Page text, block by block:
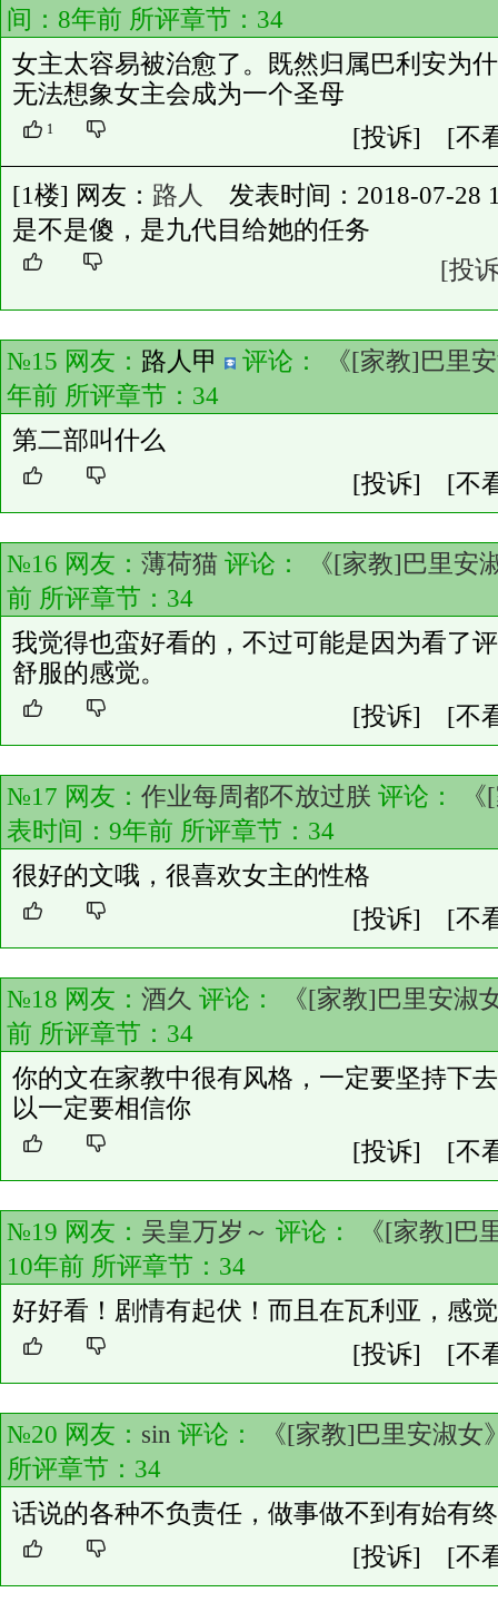
间：8年前 所评章节： 34
女主太容易被治愈了。既然归属巴利安为
无法想象女主会成为一个圣母
1 [投诉] [不
[1楼] 网友： 路人
发表时间：2018-07-28
是不是傻，是九代目给她的任务
[投
№15 网友： 路人甲 评论：
《[家教]巴里
年前 所评章节： 34
第二部叫什么
[投诉]
[不
№16 网友： 薄荷猫 评论：
《[家教]巴里安
前 所评章节： 34
我觉得也蛮好看的，不过可能是因为看了
舒服的感觉。
[投诉]
[不
№17 网友： 作业每周都不放过朕 评论：
表时间：9年前 所评章节： 34
很好的文哦，很喜欢女主的性格
[投诉]
[不
№18 网友： 酒久 评论：
《[家教]巴里安淑
前 所评章节： 34
你的文在家教中很有风格，一定要坚持下
以一定要相信你
[投诉]
[不
№19 网友： 吴皇万岁～ 评论：
《[家教]巴
10年前 所评章节： 34
好好看！剧情有起伏！而且在瓦利亚，感
[投诉]
[不
№20 网友： sin 评论：
《[家教]巴里安淑女
所评章节： 34
话说的各种不负责任，做事做不到有始有
[投诉]
[不